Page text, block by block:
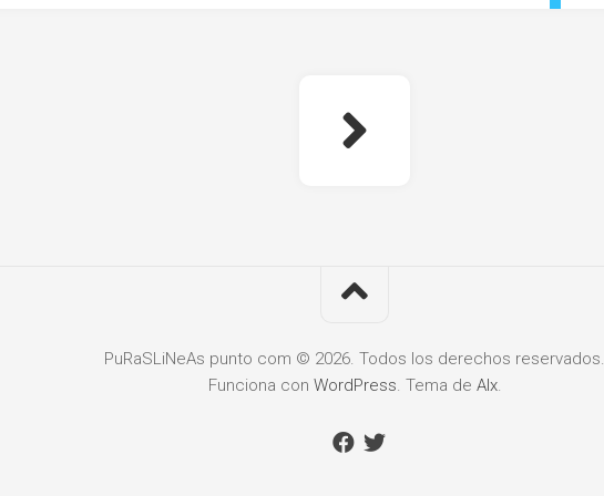
PuRaSLiNeAs punto com © 2026. Todos los derechos reservados.
Funciona con WordPress. Tema de Alx.